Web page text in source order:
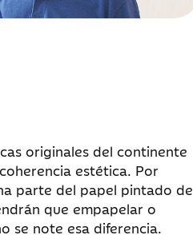
originales del continente
estética. Por
parte del papel pintado de
que empapelar o
se note esa diferencia.